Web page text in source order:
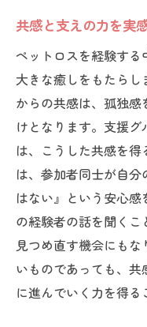
共感と支えの力を実
ペットロスを経験す
大きな癒しをもたら
からの共感は、孤独
けとなります。支援
は、こうした共感を
は、参加者同士が自
はない』という安心
の経験者の話を聞く
見つめ直す機会にも
いものであっても、共
に進んでいく力を得る